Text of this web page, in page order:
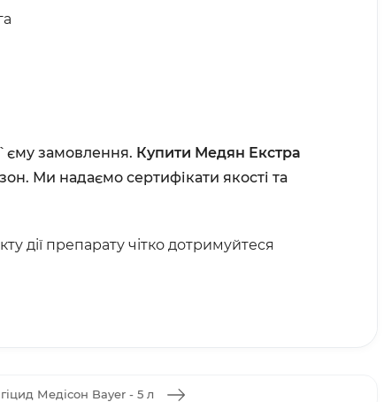
замовлення. Купити Медян Екстра
Ми надаємо сертифікати якості та
дії препарату чітко дотримуйтеся
Медісон Bayer - 5 л